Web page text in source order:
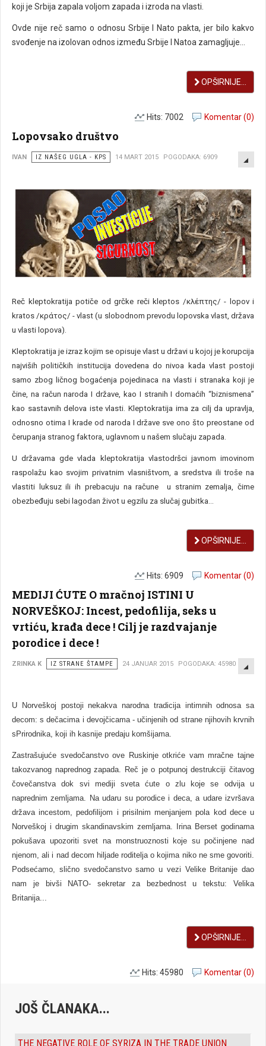
koji je Srbija zapala voljom zapada i izroda na vlasti.
Ovde nije reč samo o odnosu Srbije I Nato pakta, jer bilo kakvo
svođenje na izolovan odnos između Srbije I Natoa zamagljuje...
OPŠIRNIJE...
Komentar (0)
Hits: 7002
Lopovsako društvo
IVAN IZ NAŠEG UGLA - KPS 14 MART 2015 POGODAKA: 6909
Reč kleptokratija potiče od grčke reči kleptos /κλέπτης/ - lopov i
kratos /κράτος/ - vlast (u slobodnom prevodu lopovska vlast, država
u vlasti lopova).
Kleptokratija je izraz kojim se opisuje vlast u državi u kojoj je korupcija
najviših političkih institucija dovedena do nivoa kada vlast postoji
samo zbog ličnog bogaćenja pojedinaca na vlasti i stranaka koji je
čine, na račun naroda I države, kao I stranih I domaćih “biznismena”
kao sastavnih delova iste vlasti. Kleptokratija ima za cilj da upravlja,
odnosno otima I krade od naroda I države sve ono što preostane od
čerupanja stranog faktora, uglavnom u našem slučaju zapada.
U državama gde vlada kleptokratija vlastodršci javnom imovinom
raspolažu kao svojim privatnim vlasništvom, a sredstva ili troše na
vlastiti luksuz ili ih prebacuju na račune u stranim zemalja, čime
obezbeđuju sebi lagodan život u egzilu za slučaj gubitka...
OPŠIRNIJE...
Komentar (0)
Hits: 6909
MEDIJI ĆUTE O mračnoj ISTINI U
NORVEŠKOJ: Incest, pedofilija, seks u
vrtiću, krađa dece ! Cilj je razdvajanje
porodice i dece !
ZRINKA K IZ STRANE ŠTAMPE 24 JANUAR 2015 POGODAKA: 45980
U Norveškoj postoji nekakva narodna tradicija intimnih odnosa sa
decom: s dečacima i devojčicama - učinjenih od strane njihovih krvnih
sPrirodnika, koji ih kasnije predaju komšijama.
Zastrašujuće svedočanstvo ove Ruskinje otkriće vam mračne tajne
takozvanog naprednog zapada. Reč je o potpunoj destrukciji čitavog
čovečanstva dok svi mediji sveta ćute o zlu koje se odvija u
naprednim zemljama. Na udaru su porodice i deca, a udare izvršava
država incestom, pedofilijom i prisilnim menjanjem pola kod dece u
Norveškoj i drugim skandinavskim zemljama. Irina Berset godinama
pokušava upozoriti svet na monstruoznosti koje su počinjene nad
njenom, ali i nad decom hiljade roditelja o kojima niko ne sme govoriti.
Podsećamo, slično svedočanstvo samo u vezi Velike Britanije dao
nam je bivši NATO- sekretar za bezbednost u tekstu: Velika
Britanija...
OPŠIRNIJE...
Komentar (0)
Hits: 45980
JOŠ ČLANAKA...
THE NEGATIVE ROLE OF SYRIZA IN THE TRADE UNION